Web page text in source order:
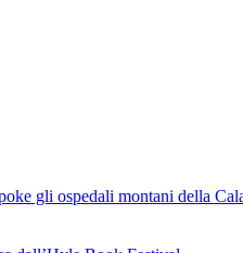
gli ospedali montani della